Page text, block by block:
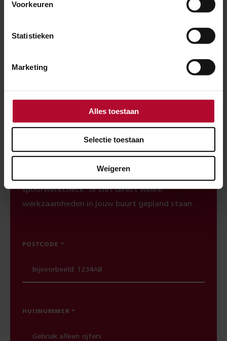
Voorkeuren
Statistieken
Marketing
Alles toestaan
Selectie toestaan
Weigeren
deze pagina?
Spoorwerkcheck
spoor? Maak dan gebruik van onze
spoorwerkcheck. Je ziet direct welke
werkzaamheden in jouw buurt gepland staan.
POSTCODE
HUISNUMMER